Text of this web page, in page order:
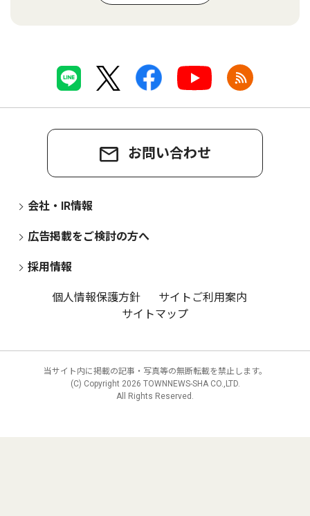
お問い合わせ
会社・IR情報
広告掲載をご検討の方へ
採用情報
個人情報保護方針
サイトご利用案内
サイトマップ
当サイト内に掲載の記事・写真等の無断転載を禁止します。
(C) Copyright 2026 TOWNNEWS-SHA CO.,LTD.
All Rights Reserved.